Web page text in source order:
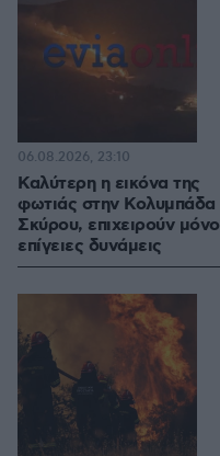
Καλύτερη η εικόνα της
φωτιάς στην Κολυμπάδα
Σκύρου, επιχειρούν μόνο
επίγειες δυνάμεις
06.08.2026, 23:10